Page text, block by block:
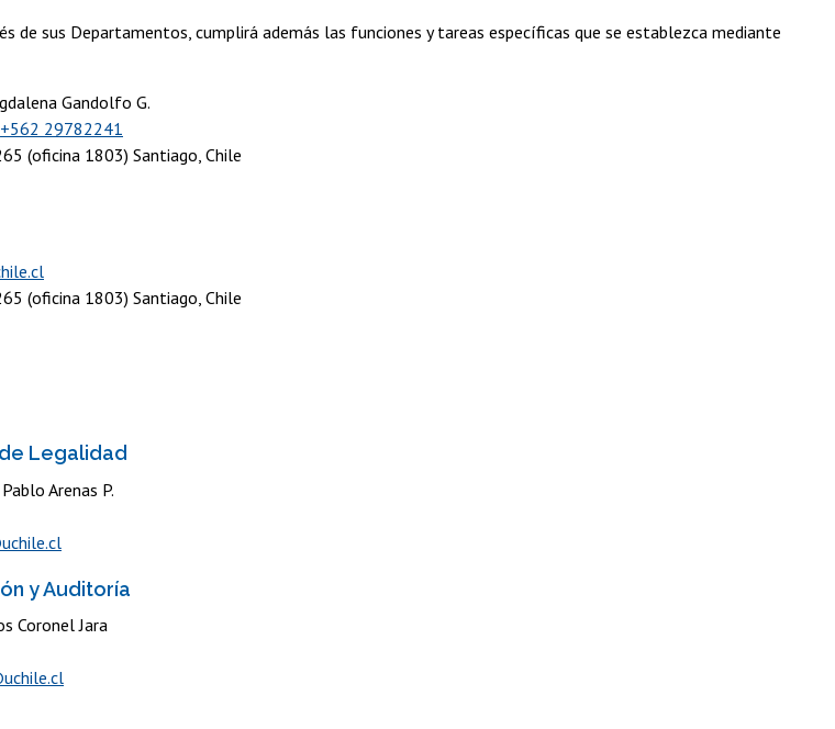
de sus Departamentos, cumplirá además las funciones y tareas específicas que se establezca mediante
Gandolfo G.
+562 29782241
(oficina 1803) Santiago, Chile
(oficina 1803) Santiago, Chile
Legalidad
Arenas P.
y Auditoría
Coronel Jara